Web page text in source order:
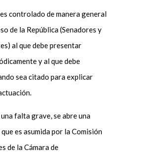
controlado de manera general
de la República (Senadores y
al que debe presentar
y al que debe
sea citado para explicar
falta grave, se abre una
es asumida por la Comisión
de la Cámara de